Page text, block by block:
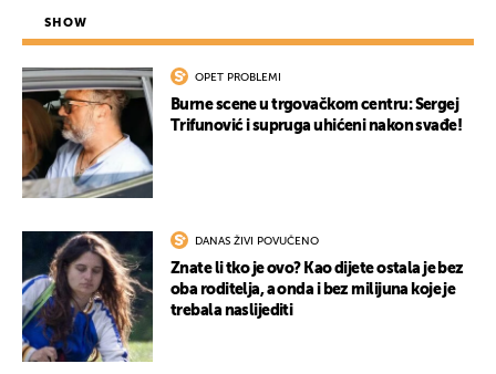
SHOW
OPET PROBLEMI
Burne scene u trgovačkom centru: Sergej
Trifunović i supruga uhićeni nakon svađe!
DANAS ŽIVI POVUČENO
Znate li tko je ovo? Kao dijete ostala je bez
oba roditelja, a onda i bez milijuna koje je
trebala naslijediti